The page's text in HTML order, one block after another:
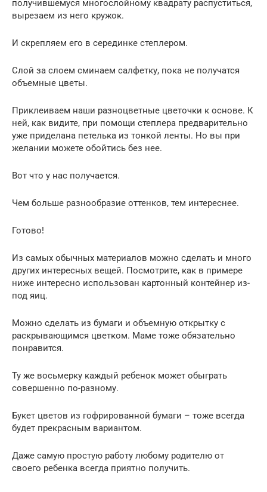
получившемуся многослойному квадрату распуститься,
вырезаем из него кружок.
И скрепляем его в серединке степлером.
Слой за слоем сминаем салфетку, пока не получатся
объемные цветы.
Приклеиваем наши разноцветные цветочки к основе. К
ней, как видите, при помощи степлера предварительно
уже приделана петелька из тонкой ленты. Но вы при
желании можете обойтись без нее.
Вот что у нас получается.
Чем больше разнообразие оттенков, тем интереснее.
Готово!
Из самых обычных материалов можно сделать и много
других интересных вещей. Посмотрите, как в примере
ниже интересно использован картонный контейнер из-
под яиц.
Можно сделать из бумаги и объемную открытку с
раскрывающимся цветком. Маме тоже обязательно
понравится.
Ту же восьмерку каждый ребенок может обыграть
совершенно по-разному.
Букет цветов из гофрированной бумаги – тоже всегда
будет прекрасным вариантом.
Даже самую простую работу любому родителю от
своего ребенка всегда приятно получить.